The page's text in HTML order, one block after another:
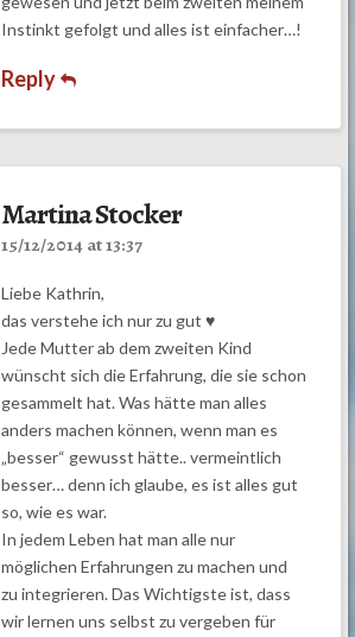
Instinkt gefolgt und alles ist einfacher…!
Reply
Martina Stocker
15/12/2014 at 13:37
Liebe Kathrin,
das verstehe ich nur zu gut ♥
Jede Mutter ab dem zweiten Kind
wünscht sich die Erfahrung, die sie schon
gesammelt hat. Was hätte man alles
anders machen können, wenn man es
„besser“ gewusst hätte.. vermeintlich
besser… denn ich glaube, es ist alles gut
so, wie es war.
In jedem Leben hat man alle nur
möglichen Erfahrungen zu machen und
zu integrieren. Das Wichtigste ist, dass
wir lernen uns selbst zu vergeben für